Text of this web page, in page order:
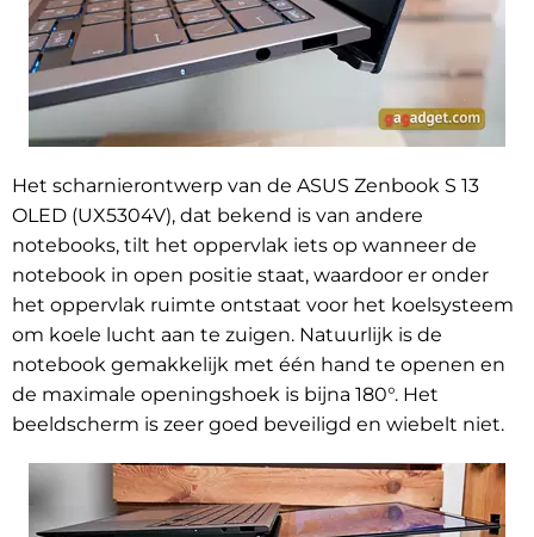
Het scharnierontwerp van de ASUS Zenbook S 13
OLED (UX5304V), dat bekend is van andere
notebooks, tilt het oppervlak iets op wanneer de
notebook in open positie staat, waardoor er onder
het oppervlak ruimte ontstaat voor het koelsysteem
om koele lucht aan te zuigen. Natuurlijk is de
notebook gemakkelijk met één hand te openen en
de maximale openingshoek is bijna 180°. Het
beeldscherm is zeer goed beveiligd en wiebelt niet.